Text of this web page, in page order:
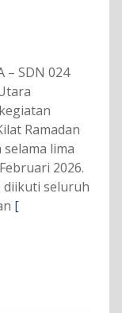
– SDN 024
Ramadan
selama lima
2026.
diikuti seluruh
[